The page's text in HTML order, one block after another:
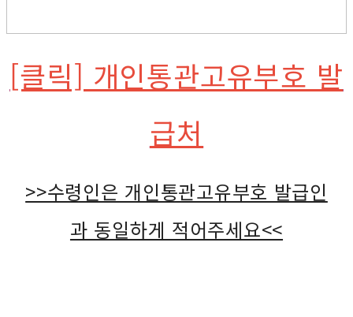
[클릭] 개인통관고유부호 발
급처
>>수령인은 개인통관고유부호 발급인
과 동일하게 적어주세요<<